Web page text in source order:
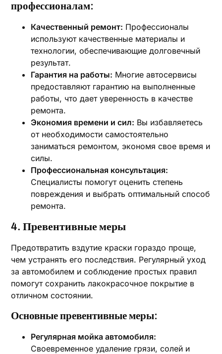
профессионалам:
Качественный ремонт: Профессионалы
используют качественные материалы и
технологии, обеспечивающие долговечный
результат.
Гарантия на работы: Многие автосервисы
предоставляют гарантию на выполненные
работы, что дает уверенность в качестве
ремонта.
Экономия времени и сил: Вы избавляетесь
от необходимости самостоятельно
заниматься ремонтом, экономя свое время и
силы.
Профессиональная консультация:
Специалисты помогут оценить степень
повреждения и выбрать оптимальный способ
ремонта.
4. Превентивные меры
Предотвратить вздутие краски гораздо проще,
чем устранять его последствия. Регулярный уход
за автомобилем и соблюдение простых правил
помогут сохранить лакокрасочное покрытие в
отличном состоянии.
Основные превентивные меры:
Регулярная мойка автомобиля:
Своевременное удаление грязи, солей и